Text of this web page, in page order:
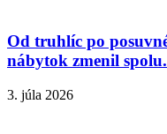
Od truhlíc po
nábytok zmenil
3. júla 2026